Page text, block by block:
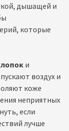
дышащей и
которые
и
воздух и
коже
неприятных
если
лучше